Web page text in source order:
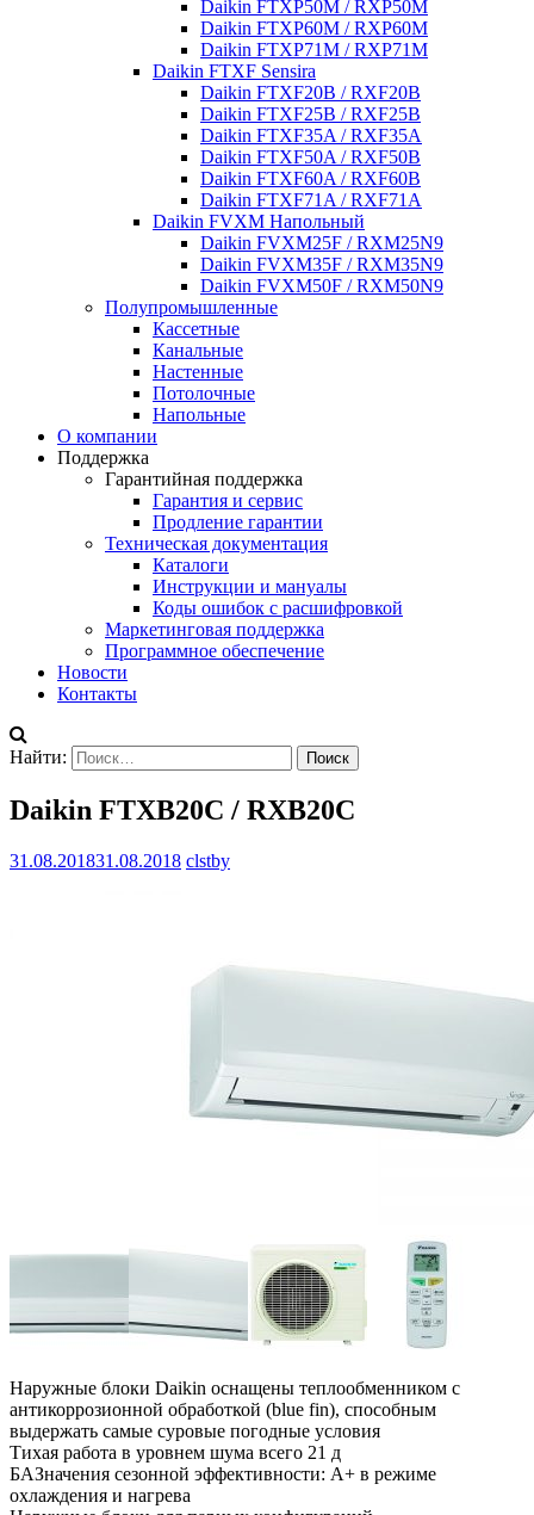
Daikin FTXP50M / RXP50M
Daikin FTXP60M / RXP60M
Daikin FTXP71M / RXP71M
Daikin FTXF Sensira
Daikin FTXF20B / RXF20B
Daikin FTXF25B / RXF25B
Daikin FTXF35A / RXF35A
Daikin FTXF50A / RXF50B
Daikin FTXF60A / RXF60B
Daikin FTXF71A / RXF71A
Daikin FVXM Напольный
Daikin FVXM25F / RXM25N9
Daikin FVXM35F / RXM35N9
Daikin FVXM50F / RXM50N9
Полупромышленные
Кассетные
Канальные
Настенные
Потолочные
Напольные
О компании
Поддержка
Гарантийная поддержка
Гарантия и сервис
Продление гарантии
Техническая документация
Каталоги
Инструкции и мануалы
Коды ошибок с расшифровкой
Маркетинговая поддержка
Программное обеспечение
Новости
Контакты
Найти:
Daikin FTXB20C / RXB20C
31.08.201831.08.2018 clstby
Наружные блоки Daikin оснащены теплообменником с
антикоррозионной обработкой (blue fin), способным
выдержать самые суровые погодные условия
Тихая работа в уровнем шума всего 21 д
БАЗначения сезонной эффективности: А+ в режиме
охлаждения и нагрева